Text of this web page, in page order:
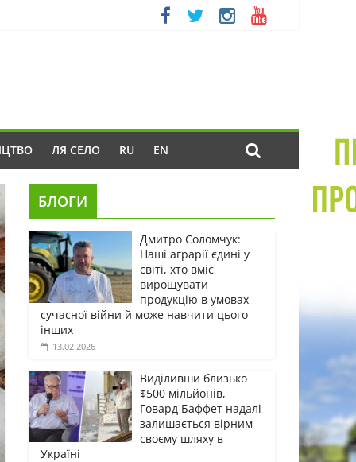
ЛЯ СЕЛО RU EN
БЛОГИ
Дмитро Соломчук:
Наші аграрії єдині у
світі, хто вміє
вирощувати
продукцію в умовах
сучасної війни й може навчити цього
інших
13.02.2026
Виділивши близько
$500 мільйонів,
Говард Баффет надалі
залишається вірним
своєму шляху в
Україні